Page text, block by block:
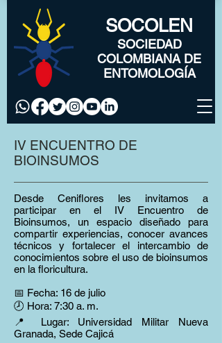
SOCOLEN
SOCIEDAD
COLOMBIANA DE
ENTOMOLOGÍA
IV ENCUENTRO DE
BIOINSUMOS
Desde Ceniflores les invitamos a
participar en el IV Encuentro de
Bioinsumos, un espacio diseñado para
compartir experiencias, conocer avances
técnicos y fortalecer el intercambio de
conocimientos sobre el uso de bioinsumos
en la floricultura.
📅 Fecha: 16 de julio
🕗 Hora: 7:30 a. m.
📍 Lugar: Universidad Militar Nueva
Granada, Sede Cajicá